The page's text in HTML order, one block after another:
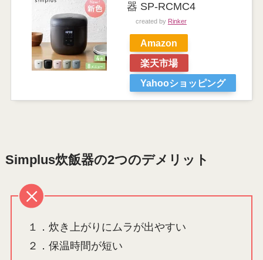
器 SP-RCMC4
created by Rinker
Amazon
楽天市場
Yahooショッピング
Simplus炊飯器の2つのデメリット
１．炊き上がりにムラが出やすい
２．保温時間が短い